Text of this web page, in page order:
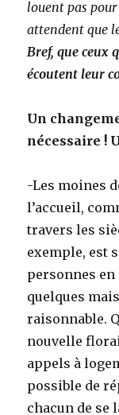
louent pas
attendent que
Bref, que ceux
écoutent leur
Un
nécessaire !
-Les moines
l’accueil,
travers les
exemple, est
personnes en
quelques
raisonnable.
nouvelle
appels à
possible de
chacun de se